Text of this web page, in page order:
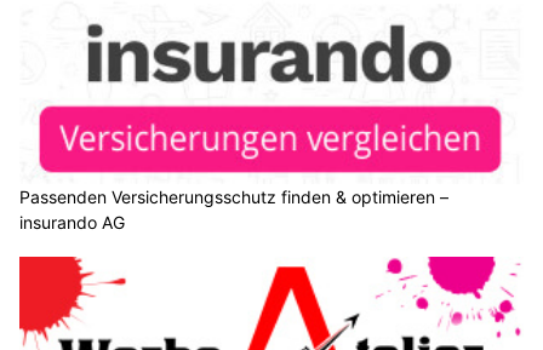
Passenden Versicherungsschutz finden & optimieren –
insurando AG